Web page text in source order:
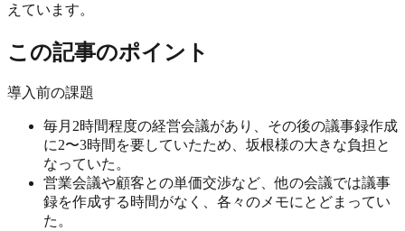
えています。
この記事のポイント
導入前の課題
毎月2時間程度の経営会議があり、その後の議事録作成
に2〜3時間を要していたため、坂根様の大きな負担と
なっていた。
営業会議や顧客との単価交渉など、他の会議では議事
録を作成する時間がなく、各々のメモにとどまってい
た。